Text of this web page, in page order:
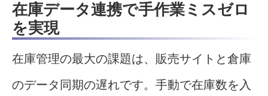
在庫データ連携で手作業ミスゼロ
を実現
在庫管理の最大の課題は、販売サイトと倉庫
のデータ同期の遅れです。手動で在庫数を入